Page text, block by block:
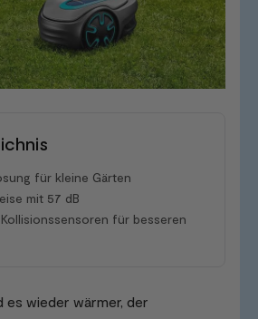
für kleine Gärten
mit 57 dB
für besseren
es wieder wärmer, der